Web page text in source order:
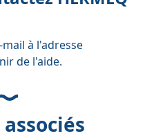
à l'adresse
de l'aide.